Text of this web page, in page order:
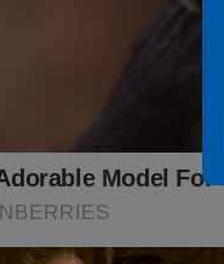
absurdos que
obra estão todos os
quer esconder à todo